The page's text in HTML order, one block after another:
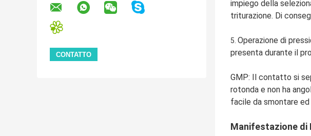
impiego della
triturazione. Di
5. Operazione di
presenta durante il
GMP: Il contatto si
rotonda e non ha
facile da smontare
Manifestazione di